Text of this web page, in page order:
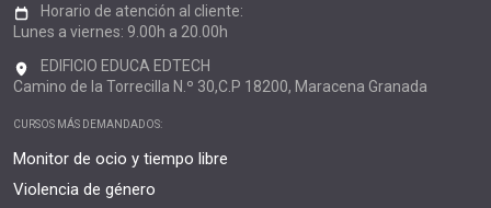
Horario de atención al cliente:
Lunes a viernes: 9.00h a 20.00h
EDIFICIO EDUCA EDTECH
Camino de la Torrecilla N.º 30,C.P 18200, Maracena Granada
CURSOS MÁS DEMANDADOS:
Monitor de ocio y tiempo libre
Violencia de género